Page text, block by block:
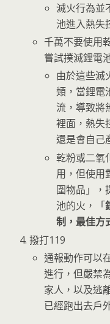
滅火行為並
池進入熱失
千萬不要使用
嘗試撲滅鋰電
由於這些滅
類，當鋰電
流，導致將
裡面，熱失
還是會自己
乾粉或二氧
用，但使用
圍物品」，
池的火，「
制，最佳方
撥打119
通報動作可以
進行，但嚴禁
家人，以及逃
已經跑出去戶